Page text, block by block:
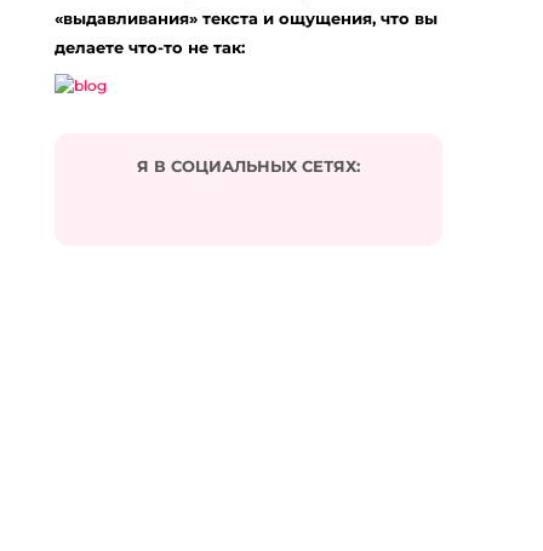
«выдавливания» текста и ощущения, что вы
делаете что-то не так:
Я В СОЦИАЛЬНЫХ СЕТЯХ: